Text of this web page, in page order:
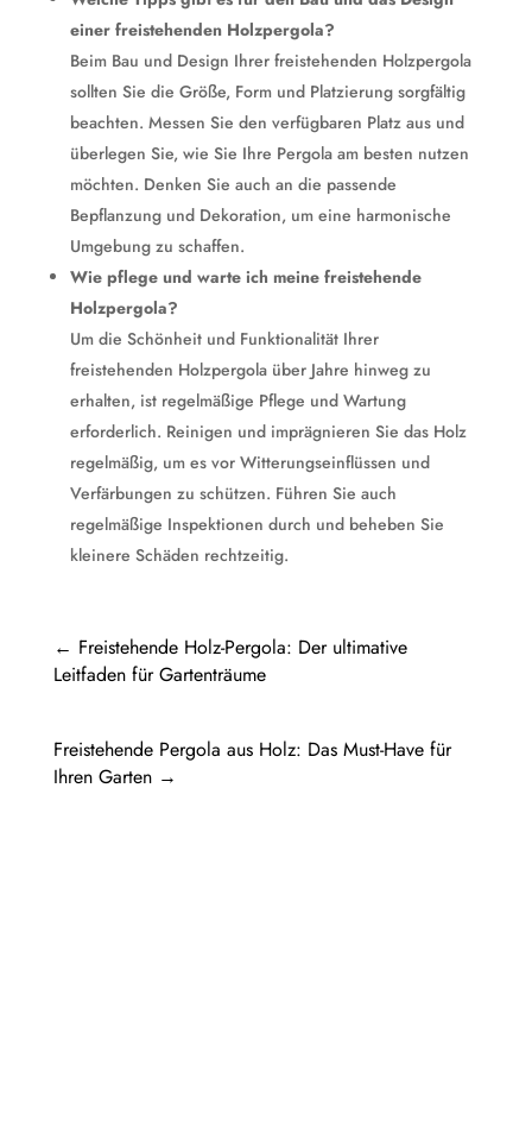
einer freistehenden Holzpergola?
Beim Bau und Design Ihrer freistehenden Holzpergola
sollten Sie die Größe, Form und Platzierung sorgfältig
beachten. Messen Sie den verfügbaren Platz aus und
überlegen Sie, wie Sie Ihre Pergola am besten nutzen
möchten. Denken Sie auch an die passende
Bepflanzung und Dekoration, um eine harmonische
Umgebung zu schaffen.
Wie pflege und warte ich meine freistehende
Holzpergola?
Um die Schönheit und Funktionalität Ihrer
freistehenden Holzpergola über Jahre hinweg zu
erhalten, ist regelmäßige Pflege und Wartung
erforderlich. Reinigen und imprägnieren Sie das Holz
regelmäßig, um es vor Witterungseinflüssen und
Verfärbungen zu schützen. Führen Sie auch
regelmäßige Inspektionen durch und beheben Sie
kleinere Schäden rechtzeitig.
← Freistehende Holz-Pergola: Der ultimative
Leitfaden für Gartenträume
Freistehende Pergola aus Holz: Das Must-Have für
Ihren Garten→